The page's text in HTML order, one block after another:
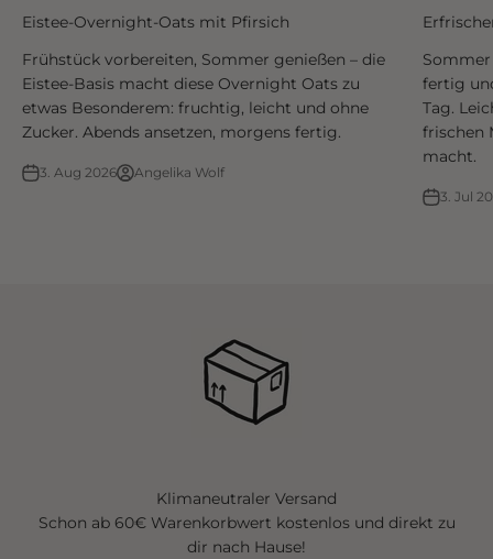
Eistee-Overnight-Oats mit Pfirsich
Frühstück vorbereiten, Sommer genießen – die
Eistee-Basis macht diese Overnight Oats zu
etwas Besonderem: fruchtig, leicht und ohne
Zucker. Abends ansetzen, morgens fertig.
3. Aug 2026 Angelika Wolf
fertig
Tag.
frischen
macht.
3. Jul
Klimaneutraler Versand
Schon ab 60€ Warenkorbwert kostenlos und direkt zu
dir nach Hause!